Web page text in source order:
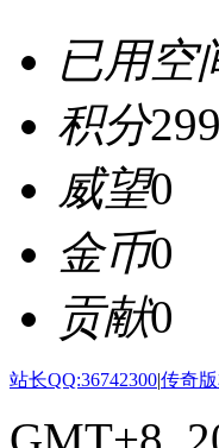
已用空
积分299
威望0
金币0
贡献0
站长QQ:36742300|传奇